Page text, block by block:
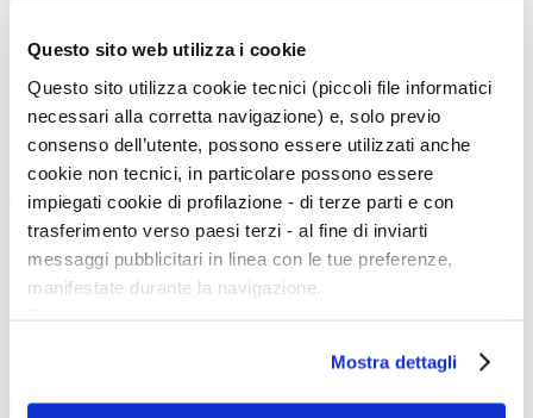
Questo sito web utilizza i cookie
Questo sito utilizza cookie tecnici (piccoli file informatici
necessari alla corretta navigazione) e, solo previo
consenso dell’utente, possono essere utilizzati anche
cookie non tecnici, in particolare possono essere
impiegati cookie di profilazione - di terze parti e con
trasferimento verso paesi terzi - al fine di inviarti
messaggi pubblicitari in linea con le tue preferenze,
manifestate durante la navigazione.
scelte privacy sui cookie, ti invitiamo a prendere visione
dell’informativa cookie.
Mostra dettagli
e ai loro capolavori.
Una straordinaria occasione per incontrare i grandi maestri d'arte, conoscere
la loro vita, gli eventi e gli incontri che hanno segnato la loro esistenza.
Twitter
Facebook